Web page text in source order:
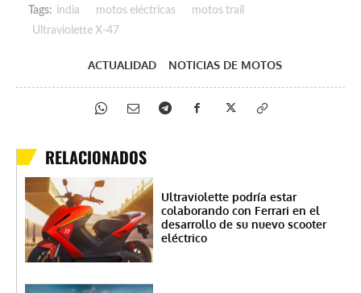
Tags: india motos eléctricas
motos trail
Ultraviolette X-47
ACTUALIDAD NOTICIAS DE MOTOS
RELACIONADOS
Ultraviolette podría estar
colaborando con Ferrari en el
desarrollo de su nuevo scooter
eléctrico